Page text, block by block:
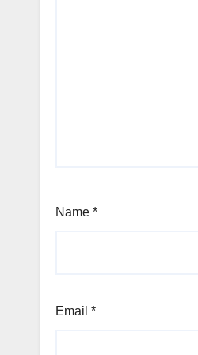
Name *
Email *